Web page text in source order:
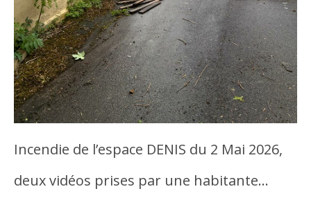
Incendie de l’espace DENIS du 2 Mai 2026,
deux vidéos prises par une habitante…